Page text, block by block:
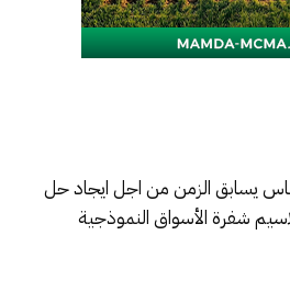
يسابق الزمن من اجل ايجاد حل
شفرة الأسواق النموذجية